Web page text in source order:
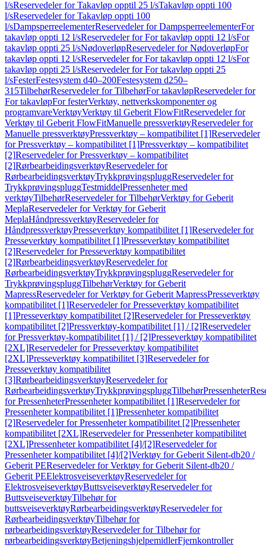
l/sReservedeler for Takavløp opptil 25 l/sTakavløp oppti 100
l/sReservedeler for Takavløp oppti 100
l/sDampsperreelementerReservedeler for DampsperreelementerFor
takavløp oppti 12 l/sReservedeler for For takavløp oppti 12 l/sFor
takavløp oppti 25 l/sNødoverløpReservedeler for NødoverløpFor
takavløp oppti 12 l/sReservedeler for For takavløp oppti 12 l/sFor
takavløp oppti 25 l/sReservedeler for For takavløp oppti 25
l/sFesterFestesystem d40–200Festesystem d250–
315TilbehørReservedeler for TilbehørFor takavløpReservedeler for
For takavløpFor festerVerktøy, nettverkskomponenter og
programvareVerktøyVerktøy til Geberit FlowFitReservedeler for
Verktøy til Geberit FlowFitManuelle pressverktøyReservedeler for
Manuelle pressverktøyPressverktøy – kompatibilitet [1]Reservedeler
for Pressverktøy – kompatibilitet [1]Pressverktøy – kompatibilitet
[2]Reservedeler for Pressverktøy – kompatibilitet
[2]RørbearbeidingsverktøyReservedeler for
RørbearbeidingsverktøyTrykkprøvingspluggReservedeler for
TrykkprøvingspluggTestmiddelPressenheter med
verktøyTilbehørReservedeler for TilbehørVerktøy for Geberit
MeplaReservedeler for Verktøy for Geberit
MeplaHåndpressverktøyReservedeler for
HåndpressverktøyPresseverktøy kompatibilitet [1]Reservedeler for
Presseverktøy kompatibilitet [1]Presseverktøy kompatibilitet
[2]Reservedeler for Presseverktøy kompatibilitet
[2]RørbearbeidingsverktøyReservedeler for
RørbearbeidingsverktøyTrykkprøvingspluggReservedeler for
TrykkprøvingspluggTilbehørVerktøy for Geberit
MapressReservedeler for Verktøy for Geberit MapressPresseverktøy
kompatibilitet [1]Reservedeler for Presseverktøy kompatibilitet
[1]Presseverktøy kompatibilitet [2]Reservedeler for Presseverktøy
kompatibilitet [2]Pressverktøy-kompatibilitet [1] / [2]Reservedeler
for Pressverktøy-kompatibilitet [1] / [2]Presseverktøy kompatibilitet
[2XL]Reservedeler for Presseverktøy kompatibilitet
[2XL]Presseverktøy kompatibilitet [3]Reservedeler for
Presseverktøy kompatibilitet
[3]RørbearbeidingsverktøyReservedeler for
RørbearbeidingsverktøyTrykkprøvingspluggTilbehørPressenheter
for PressenheterPressenheter kompatibilitet [1]Reservedeler for
Pressenheter kompatibilitet [1]Pressenheter kompatibilitet
[2]Reservedeler for Pressenheter kompatibilitet [2]Pressenheter
kompatibilitet [2XL]Reservedeler for Pressenheter kompatibilitet
[2XL]Pressenheter kompatibilitet [4]/[2]Reservedeler for
Pressenheter kompatibilitet [4]/[2]Verktøy for Geberit Silent-db20 /
Geberit PEReservedeler for Verktøy for Geberit Silent-db20 /
Geberit PEElektrosveiseverktøyReservedeler for
ElektrosveiseverktøyButtsveiseverktøyReservedeler for
ButtsveiseverktøyTilbehør for
buttsveiseverktøyRørbearbeidingsverktøyReservedeler for
RørbearbeidingsverktøyTilbehør for
rørbearbeidingsverktøyReservedeler for Tilbehør for
rørbearbeidingsverktøyBetjeningshjelpemidlerFjernkontroller